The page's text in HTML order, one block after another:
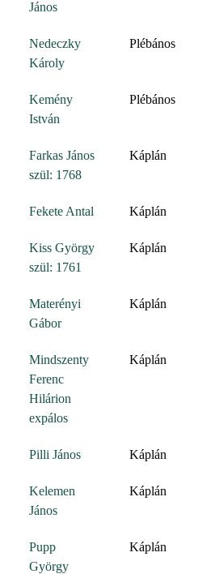
János
Nedeczky
Károly
Plébános
Kemény
István
Plébános
Farkas János
szül: 1768
Káplán
Fekete Antal Káplán
Kiss György
szül: 1761
Káplán
Materényi
Gábor
Káplán
Mindszenty
Ferenc
Hilárion
expálos
Káplán
Pilli János Káplán
Kelemen
János
Káplán
Pupp
György
Káplán